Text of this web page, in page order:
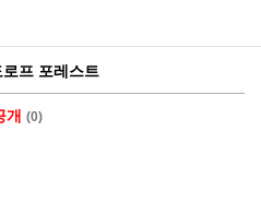
프 포레스트
개 (0)